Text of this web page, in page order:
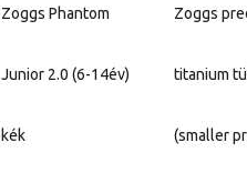
Zoggs Phantom
Junior 2.0 (6-14év)
kék
Zoggs
titanium
(smaller